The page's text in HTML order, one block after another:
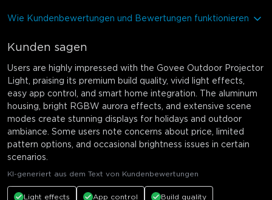
Wie Kundenbewertungen und Bewertungen funktionieren
Kunden sagen
Users are highly impressed with the Govee Outdoor Projector
Light, praising its premium build quality, vivid light effects,
easy app control, and smart home integration. The aluminum
housing, bright RGBW aurora effects, and extensive scene
modes create stunning displays for holidays and outdoor
ambiance. Some users note concerns about price, limited
pattern options, and occasional brightness issues in certain
scenarios.
KI-generiert aus dem Text von Kundenbewertungen
Light effects App control Build quality